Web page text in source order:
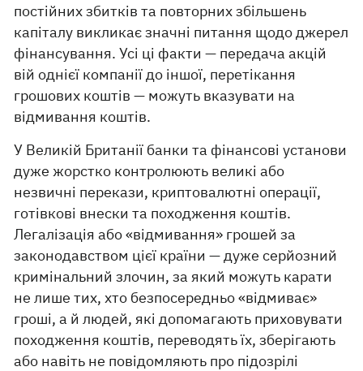
постійних збитків та повторних збільшень
капіталу викликає значні питання щодо джерел
фінансування. Усі ці факти — передача акцій
вій однієї компанії до іншої, перетікання
грошових коштів — можуть вказувати на
відмивання коштів.
У Великій Британії банки та фінансові установи
дуже жорстко контролюють великі або
незвичні перекази, криптовалютні операції,
готівкові внески та походження коштів.
Легалізація або «відмивання» грошей за
законодавством цієї країни — дуже серйозний
кримінальний злочин, за який можуть карати
не лише тих, хто безпосередньо «відмиває»
гроші, а й людей, які допомагають приховувати
походження коштів, переводять їх, зберігають
або навіть не повідомляють про підозрілі